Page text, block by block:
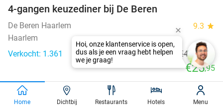
4-gangen keuzediner bij De Beren
De Beren Haarlem 9.3 star
Haarlem
Verkocht: 1.361
Regulier €47 ,70
€25,95
favorite_border
Home Dichtbij Restaurants Hotels Menu